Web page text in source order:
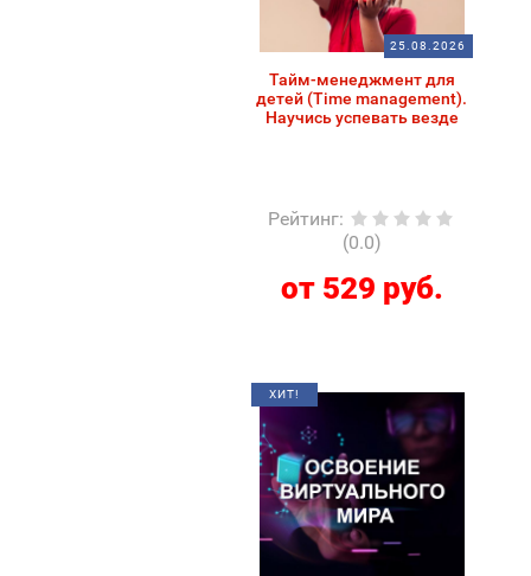
25.08.2026
Тайм-менеджмент для
детей (Time management).
Научись успевать везде
Рейтинг:
(0.0)
от 529 руб.
ХИТ!